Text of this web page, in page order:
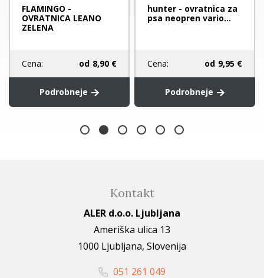
FLAMINGO -
OVRATNICA LEANO
ZELENA
Cena: od 8,90 €
Podrobneje
hunter - ovratnica za
psa neopren vario...
Cena: od 9,95 €
Podrobneje
Kontakt
ALER d.o.o. Ljubljana
Ameriška ulica 13
1000 Ljubljana, Slovenija
051 261 049